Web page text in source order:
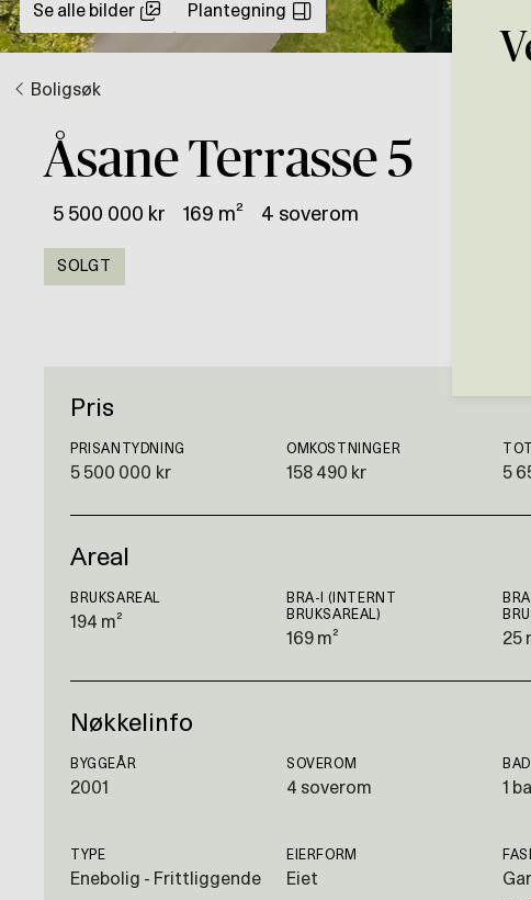
Se alle bilder Plantegning
Boligsøk
Åsane Terrasse 5
5 500 000 kr 169 m² 4 soverom
SOLGT
Pris
PRISANTYDNING
5 500 000 kr
OMKOSTNINGER
158 490 kr 5
Areal
BRUKSAREAL
194 m²
BRA-I (INTERNT
BRUKSAREAL)
169 m² 25
Nøkkelinfo
BYGGEÅR
2001
SOVEROM
4 soverom
BAD
1
TYPE
Enebolig - Frittliggende
EIERFORM
Eiet